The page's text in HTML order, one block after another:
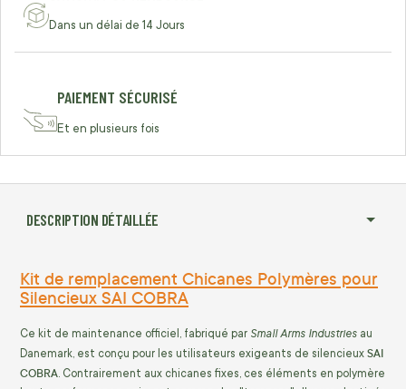
Dans un délai de 14 Jours
PAIEMENT SÉCURISÉ
Et en plusieurs fois
DESCRIPTION DÉTAILLÉE
Kit de remplacement Chicanes Polymères pour
Silencieux SAI COBRA
Ce kit de maintenance officiel, fabriqué par Small Arms Industries au
Danemark, est conçu pour les utilisateurs exigeants de silencieux SAI
COBRA. Contrairement aux chicanes fixes, ces éléments en polymère